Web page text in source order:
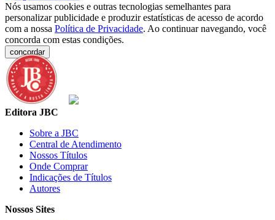
Nós usamos cookies e outras tecnologias semelhantes para
personalizar publicidade e produzir estatísticas de acesso de acordo
com a nossa Política de Privacidade. Ao continuar navegando, você
concorda com estas condições.
concordar
Editora JBC
Sobre a JBC
Central de Atendimento
Nossos Títulos
Onde Comprar
Indicações de Títulos
Autores
Nossos Sites